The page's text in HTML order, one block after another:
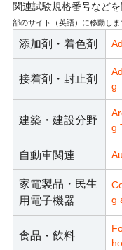
関連試験規格番号などを
部のサイト（英語）に移動しま
添加剤・着色剤
接着剤・封止剤
g
建築・建設分野
g
自動車関連
家電製品・民生
用電子機器
g
食品・飲料